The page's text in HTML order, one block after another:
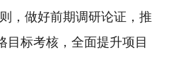
，做好前期调研论证，推
目标考核，全面提升项目